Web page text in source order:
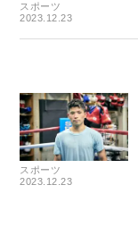
スポーツ
2023.12.23
スポーツ
2023.12.23